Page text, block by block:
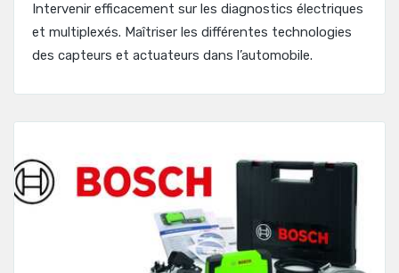
Intervenir efficacement sur les diagnostics électriques
et multiplexés. Maîtriser les différentes technologies
des capteurs et actuateurs dans l’automobile.